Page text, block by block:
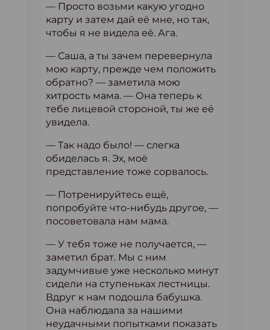
— Просто возьми какую угодно
карту и затем дай её мне, но так,
чтобы я не видела её. Ага.
— Саша, а ты зачем перевернула
мою карту, прежде чем положить
обратно? — заметила мою
хитрость мама. — Она теперь к
тебе лицевой стороной, ты же её
увидела.
— Так надо было! — слегка
обиделась я. Эх, моё
представление тоже сорвалось.
— Потренируйтесь ещё,
попробуйте что-нибудь другое, —
посоветовала нам мама.
— У тебя тоже не получается, —
заметил брат. Мы с ним
задумчивые уже несколько минут
сидели на ступеньках лестницы.
Вдруг к нам подошла бабушка.
Она наблюдала за нашими
неудачными попытками показать